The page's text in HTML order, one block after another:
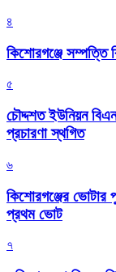
৪
কিশোরগঞ্জে সম্পত্তি
৫
চৌদ্দশত ইউনিয়ন
প্রচারণা স্থগিত
৬
কিশোরগঞ্জের ভোটার
প্রথম ভোট
৭